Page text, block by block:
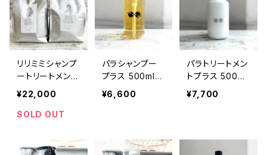
リリミミシャンプ
ートリートメント
1000ml詰め替
え用パウチセッ
ト
¥22,000
SOLD OUT
パラシャンプー
プラス 500ml
単品
¥6,600
パラトリートメン
トプラス 500ml
単品
¥7,700